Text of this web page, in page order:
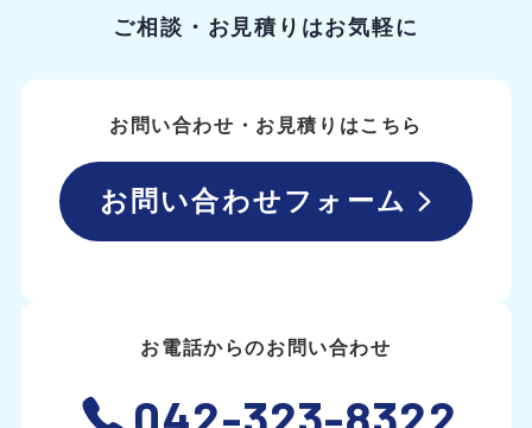
ご相談・お見積りはお気軽に
お問い合わせ・お見積りはこちら
お問い合わせフォーム
お電話からのお問い合わせ